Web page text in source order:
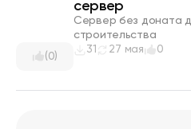
(0)
сервер
Сервер без доната
строительства
31
27 мая 0